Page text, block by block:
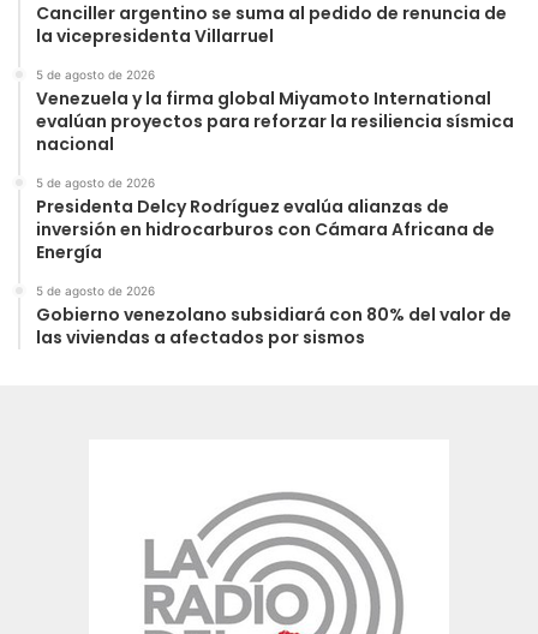
Canciller argentino se suma al pedido de renuncia de
la vicepresidenta Villarruel
5 de agosto de 2026
Venezuela y la firma global Miyamoto International
evalúan proyectos para reforzar la resiliencia sísmica
nacional
5 de agosto de 2026
Presidenta Delcy Rodríguez evalúa alianzas de
inversión en hidrocarburos con Cámara Africana de
Energía
5 de agosto de 2026
Gobierno venezolano subsidiará con 80% del valor de
las viviendas a afectados por sismos